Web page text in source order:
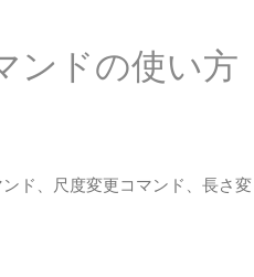
ンドの使い方
ド、尺度変更コマンド、長さ変